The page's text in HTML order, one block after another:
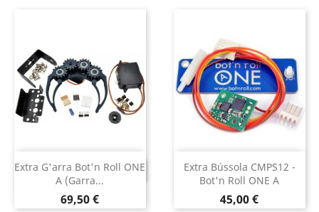
Extra G'arra Bot'n Roll ONE
A (Garra...
Preço
69,50 €
DESCONTINUADO
Extra Bússola CMPS12 -
Bot'n Roll ONE A
Preço
45,00 €